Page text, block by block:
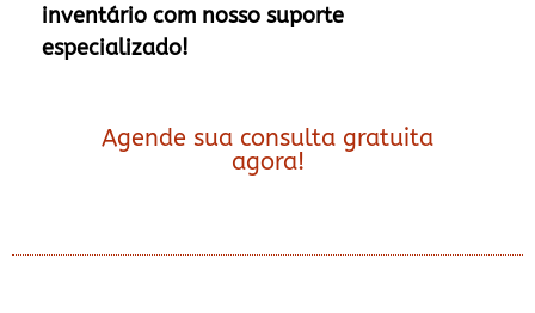
inventário com nosso suporte
especializado!
Agende sua consulta gratuita
agora!